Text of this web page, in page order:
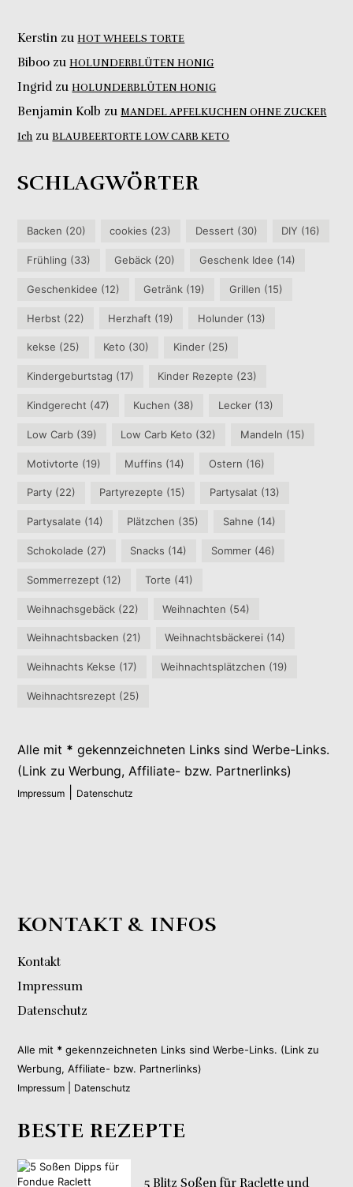
Kerstin zuHOT WHEELS TORTE
Biboo zuHOLUNDERBLÜTEN HONIG
IngridzuHOLUNDERBLÜTEN HONIG
Benjamin Kolb zuMANDEL APFELKUCHEN OHNE ZUCKER
Ich zuBLAUBEERTORTE LOW CARB KETO
SCHLAGWÖRTER
Backen (20) cookies (23) Dessert (30) DIY (16)
Frühling (33) Gebäck (20) Geschenk Idee (14)
Geschenkidee (12) Getränk (19) Grillen (15)
Herbst (22) Herzhaft (19) Holunder(13)
kekse (25) Keto (30) Kinder(25)
Kindergeburtstag (17) Kinder Rezepte (23)
Kindgerecht (47) Kuchen (38) Lecker(13)
Low Carb (39) Low Carb Keto (32) Mandeln (15)
Motivtorte (19) Muffins (14) Ostern (16)
Party (22) Partyrezepte (15) Partysalat (13)
Partysalate (14) Plätzchen (35) Sahne (14)
Schokolade (27) Snacks (14) Sommer(46)
Sommerrezept (12) Torte (41)
Weihnachsgebäck (22) Weihnachten (54)
Weihnachtsbacken (21) Weihnachtsbäckerei (14)
Weihnachts Kekse (17) Weihnachtsplätzchen (19)
Weihnachtsrezept (25)
Alle mit * gekennzeichneten Links sind Werbe-Links.
(Link zu Werbung, Affiliate- bzw. Partnerlinks)
Impressum Datenschutz
KONTAKT & INFOS
Kontakt
Impressum
Datenschutz
Alle mit * gekennzeichneten Links sind Werbe-Links. (Link zu
Werbung, Affiliate- bzw. Partnerlinks)
Impressum Datenschutz
BESTE REZEPTE
5 Blitz Soßen für Raclette und